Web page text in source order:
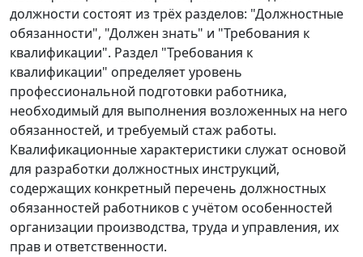
должности состоят из трёх разделов: "Должностные
обязанности", "Должен знать" и "Требования к
квалификации". Раздел "Требования к
квалификации" определяет уровень
профессиональной подготовки работника,
необходимый для выполнения возложенных на него
обязанностей, и требуемый стаж работы.
Квалификационные характеристики служат основой
для разработки должностных инструкций,
содержащих конкретный перечень должностных
обязанностей работников с учётом особенностей
организации производства, труда и управления, их
прав и ответственности.